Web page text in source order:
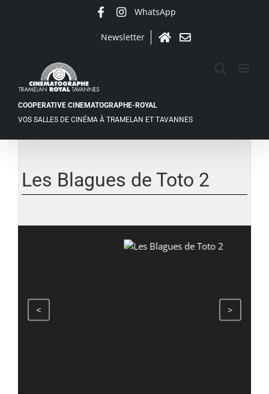
WhatsApp
Newsletter
AccueilContact
COOPERATIVE CINEMATOGRAPHE-ROYAL
VOS SALLES DE CINÉMA À TRAMELAN ET TAVANNES
agrandie
Les Blagues de Toto 2
< >